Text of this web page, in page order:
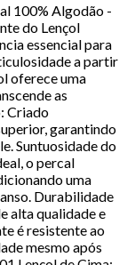
100% Algodão -
do Lençol
essencial para
a partir
oferece uma
as
Criado
garantindo
Suntuosidade do
o percal
uma
Durabilidade
alta qualidade e
é resistente ao
mesmo após